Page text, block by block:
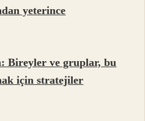
yeterince
Bireyler ve gruplar, bu
için stratejiler